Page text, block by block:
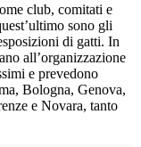
club, comitati e
sono gli
di gatti. In
all’organizzazione
e prevedono
Bologna, Genova,
e Novara, tanto